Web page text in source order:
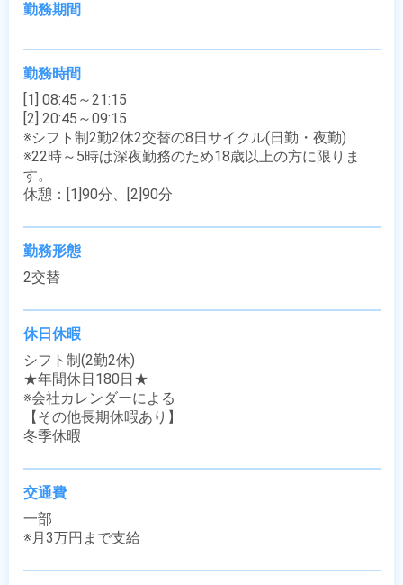
勤務期間
勤務時間
[1] 08:45～21:15
[2] 20:45～09:15
※シフト制2勤2休2交替の8日サイクル(日勤・夜勤)
※22時～5時は深夜勤務のため18歳以上の方に限りま
す。
休憩：[1]90分、[2]90分
勤務形態
2交替
休日休暇
シフト制(2勤2休)
★年間休日180日★
※会社カレンダーによる
【その他長期休暇あり】
冬季休暇
交通費
一部
※月3万円まで支給